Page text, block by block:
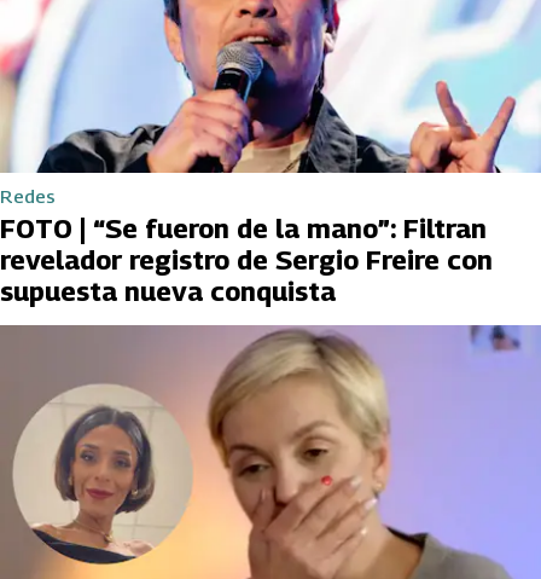
Redes
FOTO | “Se fueron de la mano”: Filtran
revelador registro de Sergio Freire con
supuesta nueva conquista